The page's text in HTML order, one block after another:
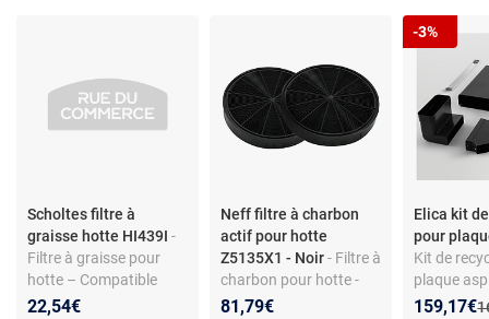
Scholtes filtre à
graisse hotte HI439I -
Filtre à graisse pour
hotte – Compatible
Scholtes HI439I –
22,54€
Neff filtre à charbon
actif pour hotte
Z5135X1 - Noir- Filtre à
charbon pour hotte -
Charbon actif pour
81,79€
Elica kit
pour
Kit de
plaque
Nouveau
159,17€
-3%